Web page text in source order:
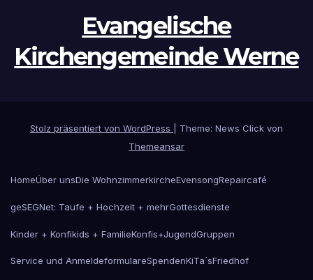
Evangelische
Kirchengemeinde Werne
Stolz präsentiert von WordPress
Theme: News Click von
Themeansar
HomeÜber unsDie WohnzimmerkircheEvensongRepaircafé
geSEGNet: Taufe + Hochzeit + mehrGottesdienste
Kinder + Konfikids + FamilieKonfis+JugendGruppen
Service und AnmeldeformulareSpendenKiTa´sFriedhof